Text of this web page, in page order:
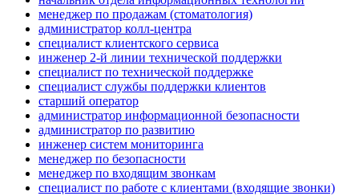
менеджер по продажам (стоматология)
администратор колл-центра
специалист клиентского сервиса
инженер 2-й линии технической поддержки
специалист по технической поддержке
специалист службы поддержки клиентов
старший оператор
администратор информационной безопасности
администратор по развитию
инженер систем мониторинга
менеджер по безопасности
менеджер по входящим звонкам
специалист по работе с клиентами (входящие звонки)